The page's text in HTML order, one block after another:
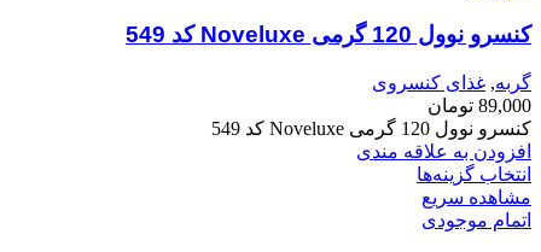
کنسرو نوول 120 گرمی Noveluxe کد 549
گربه, غذای کنسروی
89,000 تومان
کنسرو نوول 120 گرمی Noveluxe کد 549
افزودن به علاقه مندی
انتخاب گزینه‌ها
مشاهده سریع
اتمام موجودی